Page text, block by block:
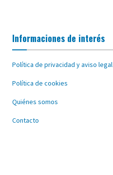
Informaciones de interés
Política de privacidad y aviso legal
Política de cookies
Quiénes somos
Contacto